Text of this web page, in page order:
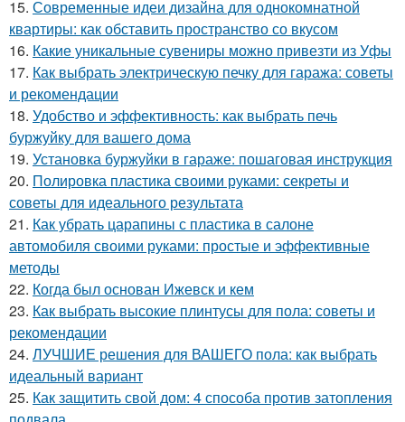
15. Современные идеи дизайна для однокомнатной
квартиры: как обставить пространство со вкусом
16. Какие уникальные сувениры можно привезти из Уфы
17. Как выбрать электрическую печку для гаража: советы
и рекомендации
18. Удобство и эффективность: как выбрать печь
буржуйку для вашего дома
19. Установка буржуйки в гараже: пошаговая инструкция
20. Полировка пластика своими руками: секреты и
советы для идеального результата
21. Как убрать царапины с пластика в салоне
автомобиля своими руками: простые и эффективные
методы
22. Когда был основан Ижевск и кем
23. Как выбрать высокие плинтусы для пола: советы и
рекомендации
24. ЛУЧШИЕ решения для ВАШЕГО пола: как выбрать
идеальный вариант
25. Как защитить свой дом: 4 способа против затопления